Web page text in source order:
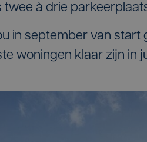
à drie
in september van start
woningen klaar zijn in